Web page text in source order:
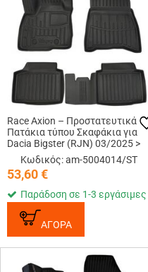
Race Axion – Προστατευτικά
Πατάκια τύπου Σκαφάκια για
Dacia Bigster (RJN) 03/2025 >
5πορτο / SUV με κουμπώματα
που εξασφαλίζουν καθαρό
δάπεδο και σ...
Κωδικός: am-5004014/ST
53,60€
Παράδοση σε 1-3 εργάσιμες
ΑΓΟΡΑ